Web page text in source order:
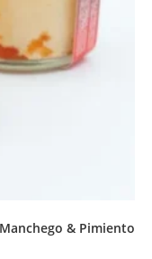
& Pimiento